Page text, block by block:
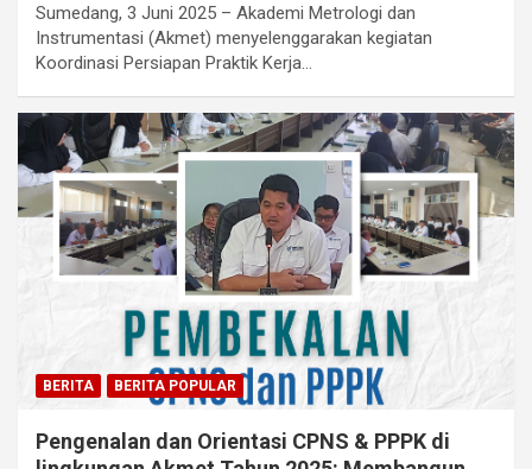
Sumedang, 3 Juni 2025 – Akademi Metrologi dan
Instrumentasi (Akmet) menyelenggarakan kegiatan
Koordinasi Persiapan Praktik Kerja…
BERITA BERITA POPULAR
Pengenalan dan Orientasi CPNS & PPPK di